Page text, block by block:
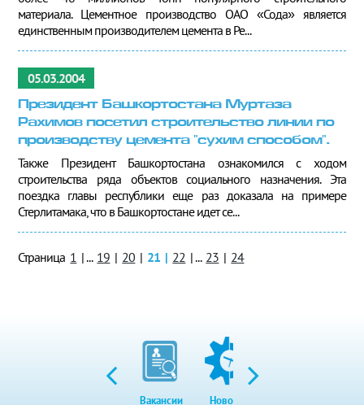
материала. Цементное производство ОАО «Сода» является
единственным производителем цемента в Ре...
05.03.2004
Президент Башкортостана Муртаза
Рахимов посетил строительство линии по
производству цемента "сухим способом".
Также Президент Башкортостана ознакомился с ходом
строительства ряда объектов социального назначения. Эта
поездка главы республики еще раз доказала на примере
Стерлитамака, что в Башкортостане идет се...
Страница 1 | ... 19 | 20 | 21 | 22 | ... 23 | 24
Вакансии Новости